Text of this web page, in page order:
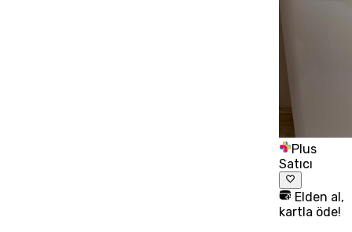
Plus
Satıcı
Elden al,
kartla öde!